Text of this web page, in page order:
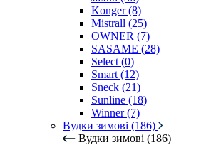
Konger (8)
Mistrall (25)
OWNER (7)
SASAME (28)
Select (0)
Smart (12)
Sneck (21)
Sunline (18)
Winner (7)
Вудки зимові (186)
Вудки зимові (186)